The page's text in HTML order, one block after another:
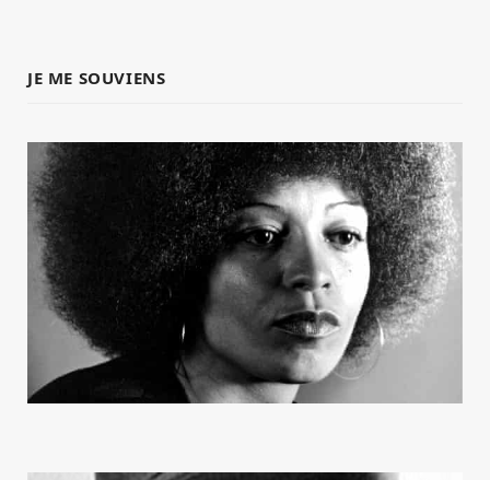
JE ME SOUVIENS